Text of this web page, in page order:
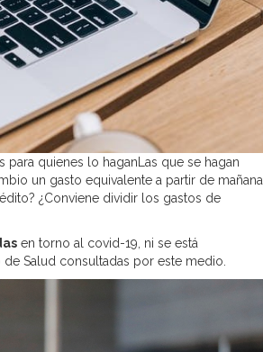
quienes lo haganLas que se hagan
un gasto equivalente a partir de mañana
¿Conviene dividir los gastos de
en torno al covid-19, ni se está
Salud consultadas por este medio.